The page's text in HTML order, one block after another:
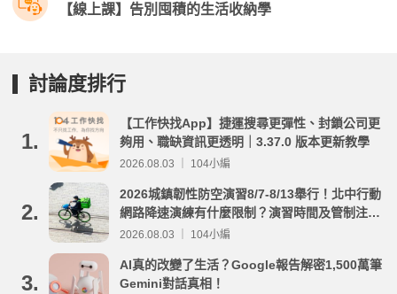
【線上課】告別囤積的生活收納學
討論度排行
1.
【工作快找App】捷運搜尋更彈性、封鎖公司更
夠用、職缺資訊更透明｜3.37.0 版本更新教學
2026.08.03 ｜ 104小編
2.
2026城鎮韌性防空演習8/7-8/13舉行！北中行動
網路降速演練有什麼限制？演習時間及管制注意
事項整理
2026.08.03 ｜ 104小編
3.
AI真的改變了生活？Google報告解密1,500萬筆
Gemini對話真相！